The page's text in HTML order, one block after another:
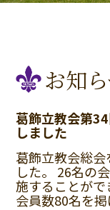
お知
葛飾立教会第
しました
葛飾立教会総
した。 26名の
施することがで
会員数80名を